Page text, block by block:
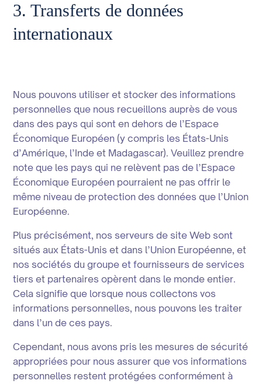
3. Transferts de données
internationaux
Nous pouvons utiliser et stocker des informations
personnelles que nous recueillons auprès de vous
dans des pays qui sont en dehors de l’Espace
Économique Européen (y compris les États-Unis
d’Amérique, l’Inde et Madagascar). Veuillez prendre
note que les pays qui ne relèvent pas de l’Espace
Économique Européen pourraient ne pas offrir le
même niveau de protection des données que l’Union
Européenne.
Plus précisément, nos serveurs de site Web sont
situés aux États-Unis et dans l’Union Européenne, et
nos sociétés du groupe et fournisseurs de services
tiers et partenaires opèrent dans le monde entier.
Cela signifie que lorsque nous collectons vos
informations personnelles, nous pouvons les traiter
dans l’un de ces pays.
Cependant, nous avons pris les mesures de sécurité
appropriées pour nous assurer que vos informations
personnelles restent protégées conformément à